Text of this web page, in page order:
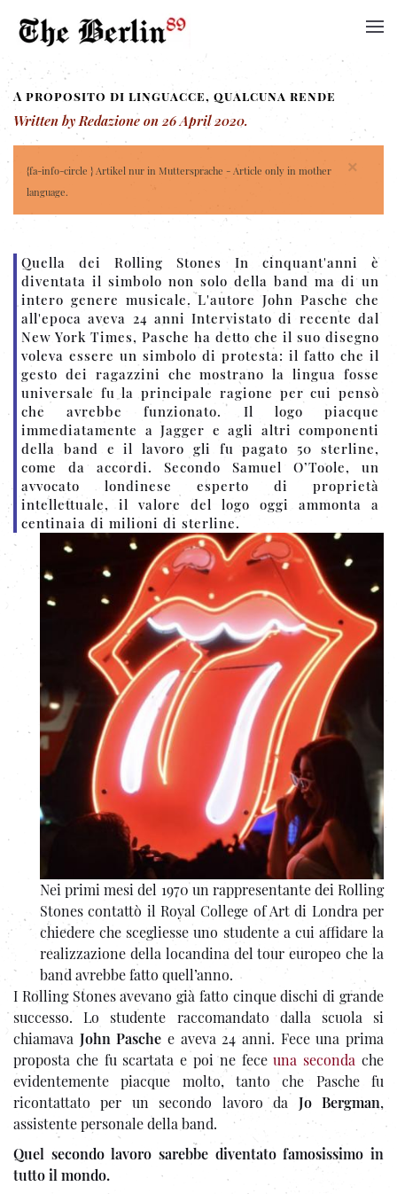
A proposito di linguacce, qualcuna rende
Written by Redazione on26 April 2020.
×
{fa-info-circle } Artikel nur in Muttersprache - Article only in mother
language.
Quella dei Rolling Stones In cinquant'anni è
diventata il simbolo non solo della band ma di un
intero genere musicale. L'autore John Pasche che
all'epoca aveva 24 anni Intervistato di recente dal
New York Times, Pasche ha detto che il suo disegno
voleva essere un simbolo di protesta: il fatto che il
gesto dei ragazzini che mostrano la lingua fosse
universale fu la principale ragione per cui pensò
che avrebbe funzionato. Il logo piacque
immediatamente a Jagger e agli altri componenti
della band e il lavoro gli fu pagato 50 sterline,
come da accordi. Secondo Samuel O’Toole, un
avvocato londinese esperto di proprietà
intellettuale, il valore del logo oggi ammonta a
centinaia di milioni di sterline.
Nei primi mesi del 1970 un rappresentante dei Rolling
Stones contattò il Royal College of Art di Londra per
chiedere che scegliesse uno studente a cui affidare la
realizzazione della locandina del tour europeo che la
band avrebbe fatto quell’anno.
I Rolling Stones avevano già fatto cinque dischi di grande
successo. Lo studente raccomandato dalla scuola si
chiamava John Pasche e aveva 24 anni. Fece una prima
proposta che fu scartata e poi ne feceuna seconda che
evidentemente piacque molto, tanto che Pasche fu
ricontattato per un secondo lavoro da Jo Bergman,
assistente personale della band.
Quel secondo lavoro sarebbe diventato famosissimo in
tutto il mondo.